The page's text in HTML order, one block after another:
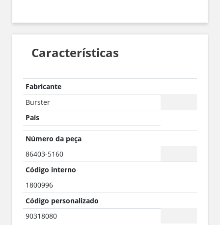
Características
Fabricante
Burster
País
Número da peça
86403-5160
Código interno
1800996
Código personalizado
90318080